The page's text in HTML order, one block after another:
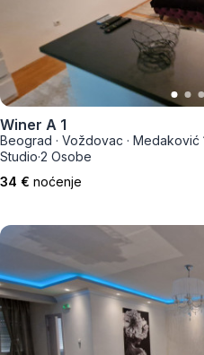
Winer A 1
Beograd · Voždovac · Medaković
Studio·2 Osobe
34 € noćenje